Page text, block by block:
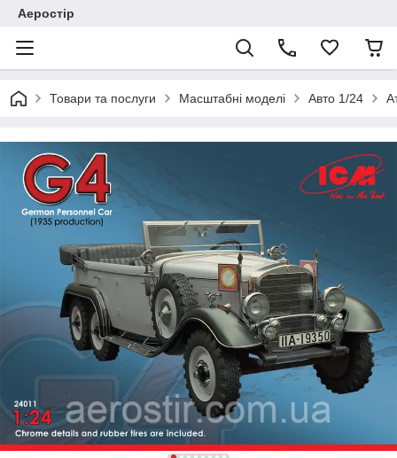
Аеростір
Товари та послуги Масштабні моделі Авто 1/24